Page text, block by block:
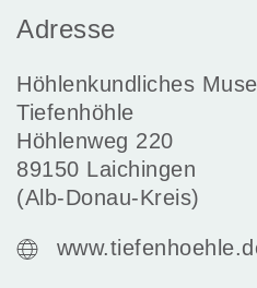
Adresse
Höhlenkundliches
Tiefenhöhle
Höhlenweg 220
89150 Laichingen
(Alb-Donau-Kreis)